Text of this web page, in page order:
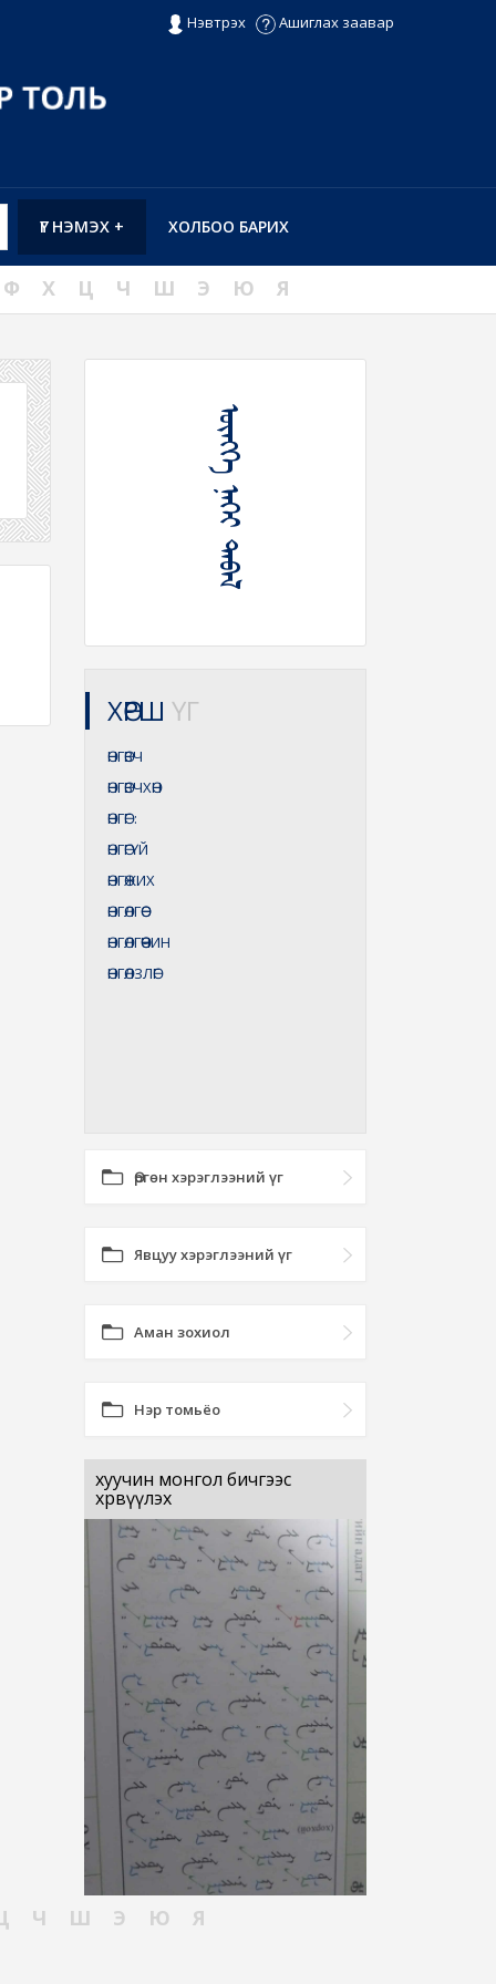
Нэвтрэх Ашиглах заавар
ХОЛБОО БАРИХ
ҮГ НЭМЭХ +
Ф Х Ц Ч Ш Э Ю Я
ᠥᠨᠭ᠍ᠭᠡ ᠨᠡᠬᠡᠢ ᠳᠡᠪᠡᠯ
ХӨРШ ҮГ
ӨНГӨВЧ
ӨНГӨВЧХӨН
ӨНГӨГ:
ӨНГӨГҮЙ
ӨНГӨЖИХ
ӨНГӨЛГӨӨ
ӨНГӨЛГӨӨЧИН
ӨНГӨЛЗЛӨГ
Өргөн хэрэглээний үг
Явцуу хэрэглээний үг
Аман зохиол
Нэр томьёо
хуучин монгол бичгээс
хөрвүүлэх
Ч Ш Э Ю Я